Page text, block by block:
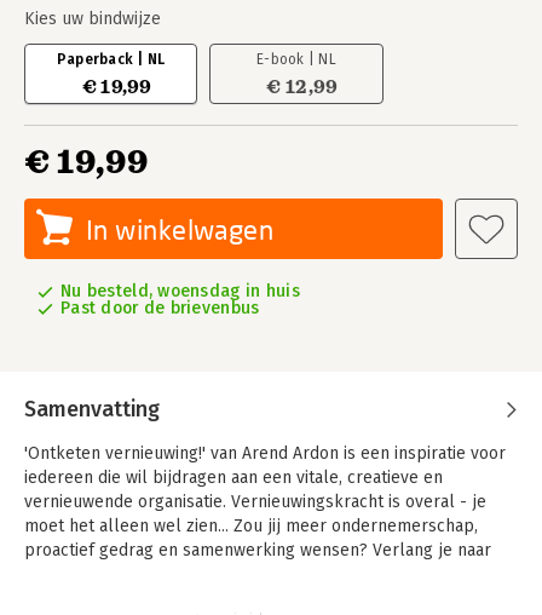
Kies uw bindwijze
Paperback | NL
€ 19,99
E-book | NL
€ 12,99
€ 19,99
In winkelwagen
Nu besteld, woensdag in huis
Past door de brievenbus
Samenvatting
'Ontketen vernieuwing!' van Arend Ardon is een inspiratie voor
iedereen die wil bijdragen aan een vitale, creatieve en
vernieuwende organisatie. Vernieuwingskracht is overal - je
moet het alleen wel zien... Zou jij meer ondernemerschap,
proactief gedrag en samenwerking wensen? Verlang je naar